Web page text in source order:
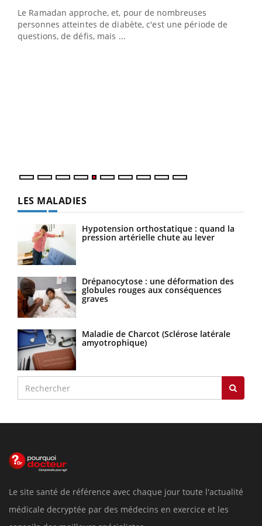
Le Ramadan approche, et, pour de nombreuses
personnes atteintes de diabète, c'est une période de
questions, de défis, mais ...
LES MALADIES
Hypotension orthostatique : quand la
pression artérielle chute au lever
Drépanocytose : une déformation des
globules rouges aux conséquences
graves
Maladie de Charcot (Sclérose latérale
amyotrophique)
Le site santé de référence avec chaque jour toute l'actualité
médicale decryptée par des médecins en exercice et les